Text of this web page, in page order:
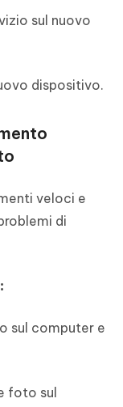
sul nuovo
dispositivo.
veloci e
di
sul computer e
foto sul